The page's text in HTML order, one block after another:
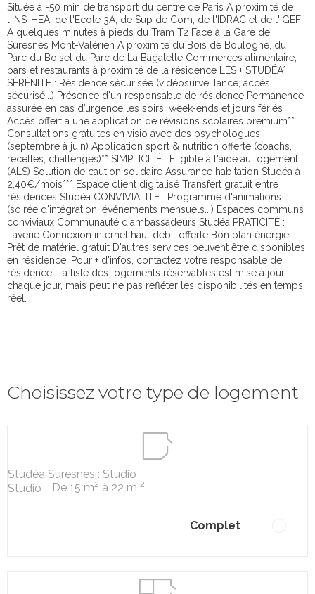
Située à -50 min de transport du centre de Paris A proximité de
l'INS-HEA, de l'Ecole 3A, de Sup de Com, de l'IDRAC et de l'IGEFI
A quelques minutes à pieds du Tram T2 Face à la Gare de
Suresnes Mont-Valérien A proximité du Bois de Boulogne, du
Parc du Boiset du Parc de La Bagatelle Commerces alimentaire,
bars et restaurants à proximité de la résidence LES + STUDÉA* :
SÉRÉNITÉ : Résidence sécurisée (vidéosurveillance, accès
sécurisé...) Présence d'un responsable de résidence Permanence
assurée en cas d’urgence les soirs, week-ends et jours fériés
Accès offert à une application de révisions scolaires premium**
Consultations gratuites en visio avec des psychologues
(septembre à juin) Application sport & nutrition offerte (coachs,
recettes, challenges)** SIMPLICITÉ : Eligible à l'aide au logement
(ALS) Solution de caution solidaire Assurance habitation Studéa à
2,40€/mois*** Espace client digitalisé Transfert gratuit entre
résidences Studéa CONVIVIALITÉ : Programme d'animations
(soirée d'intégration, événements mensuels...) Espaces communs
conviviaux Communauté d'ambassadeurs Studéa PRATICITÉ :
Laverie Connexion internet haut débit offerte Bon plan énergie
Prêt de matériel gratuit D'autres services peuvent être disponibles
en résidence. Pour + d'infos, contactez votre responsable de
résidence. La liste des logements réservables est mise à jour
chaque jour, mais peut ne pas refléter les disponibilités en temps
réel.
Choisissez votre type de logement
Studéa Suresnes : Studio
Studio
De 15 m2 à 22 m 2
Complet